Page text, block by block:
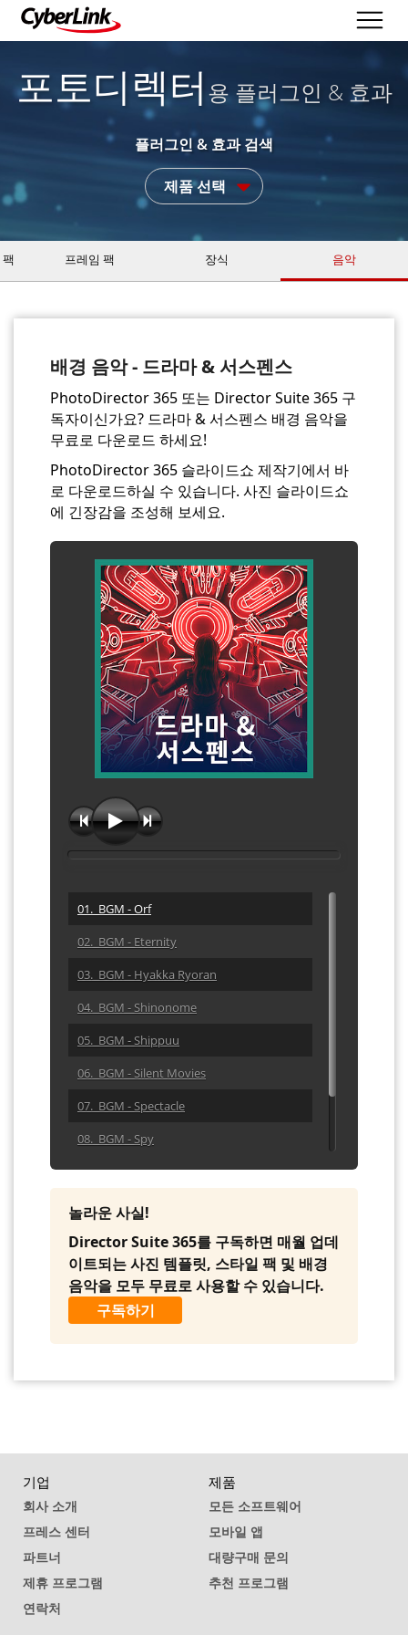
포토디렉터 용 플러그인 & 효과
플러그인 & 효과 검색
제품 선택
프레임 팩 장식 음악
배경 음악 - 드라마 & 서스펜스
PhotoDirector 365 또는 Director Suite 365 구
독자이신가요? 드라마 & 서스펜스 배경 음악을
무료로 다운로드 하세요!
PhotoDirector 365 슬라이드쇼 제작기에서 바
로 다운로드하실 수 있습니다. 사진 슬라이드쇼
에 긴장감을 조성해 보세요.
01. BGM - Orf
02. BGM - Eternity
03. BGM - Hyakka Ryoran
04. BGM - Shinonome
05. BGM - Shippuu
06. BGM - Silent Movies
07. BGM - Spectacle
08. BGM - Spy
09. BGM - One Step Closer
10. BGM - Dramatic Melody
놀라운 사실!
Director Suite 365를 구독하면 매월 업데
이트되는 사진 템플릿, 스타일 팩 및 배경
음악을 모두 무료로 사용할 수 있습니다.
구독하기
기업
회사 소개
프레스 센터
파트너
제휴 프로그램
연락처
제품
모든 소프트웨어
모바일 앱
대량구매 문의
추천 프로그램